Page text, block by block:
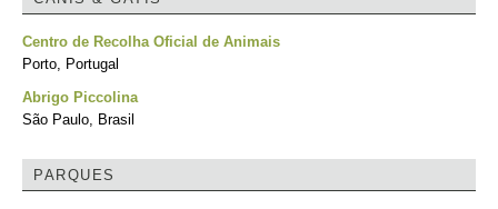
Centro de Recolha Oficial de Animais
Porto, Portugal
Abrigo Piccolina
São Paulo, Brasil
PARQUES